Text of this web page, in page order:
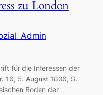
zu London
für die Interessen der
16, 5. August 1896, S.
Boden der